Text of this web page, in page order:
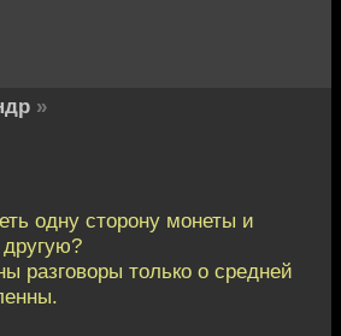
»
одну сторону монеты и
другую?
разговоры только о средней